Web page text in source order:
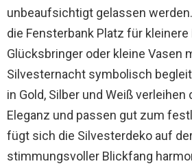
unbeaufsichtigt gelassen
die Fensterbank Platz für
Glücksbringer oder kleine Vasen
Silvesternacht symbolisch
in Gold, Silber und Weiß verleihen
Eleganz und passen gut zum
fügt sich die Silvesterdeko auf
stimmungsvoller Blickfang